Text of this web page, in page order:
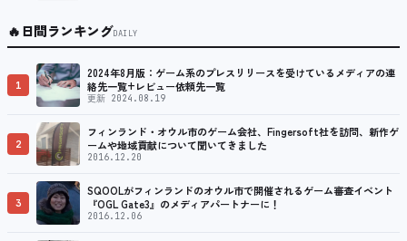
🔥日間ランキングDAILY
1
2024年8月版：ゲーム系のプレスリリースを受けているメディアの連
絡先一覧+レビュー依頼先一覧
更新 2024.08.19
2
フィンランド・オウル市のゲーム会社、Fingersoft社を訪問、新作ゲ
ームや地域貢献について聞いてきました
2016.12.20
3
SQOOLがフィンランドのオウル市で開催されるゲーム審査イベント
『OGL Gate3』のメディアパートナーに！
2016.12.06